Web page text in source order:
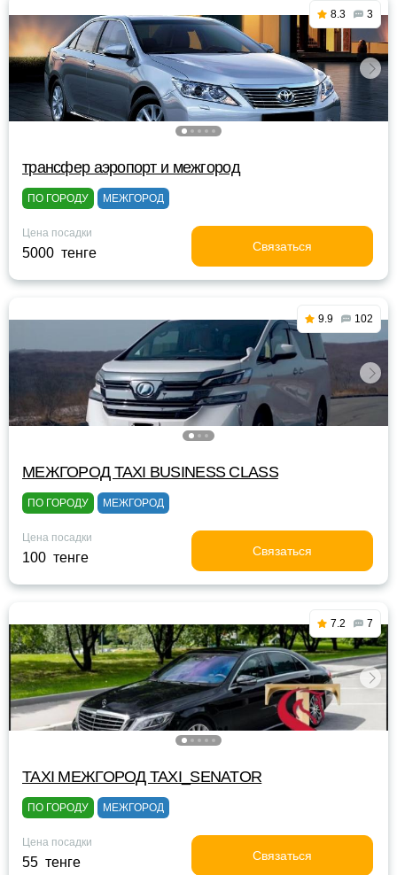
8.3 3
трансфер аэропорт и межгород
ПО ГОРОДУ МЕЖГОРОД
Цена посадки
5000 тенге Связаться
9.9 102
МЕЖГОРОД TAXI BUSINESS CLASS
ПО ГОРОДУ МЕЖГОРОД
Цена посадки
100 тенге Связаться
7.2 7
TAXI МЕЖГОРОД TAXI_SENATOR
ПО ГОРОДУ МЕЖГОРОД
Цена посадки
55 тенге Связаться